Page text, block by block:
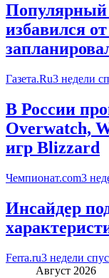
Популярный
избавился
Газета.Ru3 недели
В России
Overwatch,
игр Blizzard
Чемпионат.com3
Инсайдер
Ferra.ru3 недели
Август 2026